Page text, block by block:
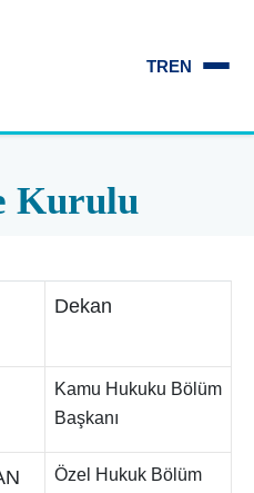
TREN
Kurulu
Dekan
Kamu Hukuku Bölüm
Başkanı
Özel Hukuk Bölüm